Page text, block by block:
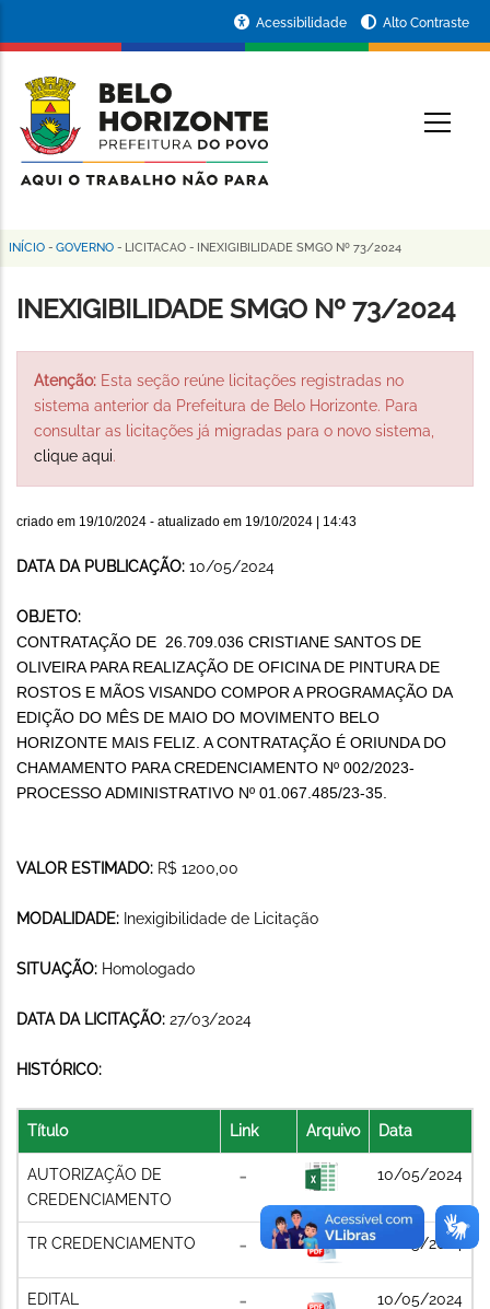
conteúdo
principal
da
Prefeitura
de
Horizonte
Acessibilidade Alto Contraste
Trilha
de
INÍCIO - GOVERNO - LICITACAO - INEXIGIBILIDADE SMGO Nº 73/2024
INEXIGIBILIDADE SMGO Nº 73/2024
Atenção: Esta seção reúne licitações registradas no
sistema anterior da Prefeitura de Belo Horizonte. Para
consultar as licitações já migradas para o novo sistema,
clique aqui.
criado em 19/10/2024 - atualizado em 19/10/2024 | 14:43
DATA DA PUBLICAÇÃO: 10/05/2024
OBJETO:
CONTRATAÇÃO DE 26.709.036 CRISTIANE SANTOS DE
OLIVEIRAPARA REALIZAÇÃO DE OFICINA DE PINTURA DE
ROSTOS E MÃOS VISANDO COMPOR A PROGRAMAÇÃO DA
EDIÇÃO DO MÊS DE MAIO DO MOVIMENTO BELO
HORIZONTE MAIS FELIZ. A CONTRATAÇÃO É ORIUNDA DO
CHAMAMENTO PARA CREDENCIAMENTO Nº 002/2023-
PROCESSO ADMINISTRATIVO Nº 01.067.485/23-35.
VALOR ESTIMADO: R$ 1200,00
MODALIDADE: Inexigibilidade de Licitação
SITUAÇÃO: Homologado
DATA DA LICITAÇÃO: 27/03/2024
HISTÓRICO:
Título Link Arquivo Data
AUTORIZAÇÃO DE
CREDENCIAMENTO
10/05/2024
TR CREDENCIAMENTO 10/05/2024
EDITAL
10/05/2024